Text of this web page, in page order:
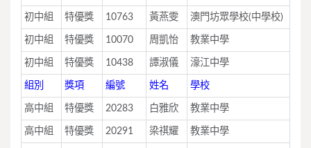
初中組 特優獎 10763 黃燕雯 澳門坊眾學校(中學校)
初中組 特優獎 10070 周凱怡 教業中學
初中組 特優獎 10438 譚淑儀 濠江中學
組別 獎項 編號 姓名 學校
高中組 特優獎 20283 白雅欣 教業中學
高中組 特優獎 20291 梁祺耀 教業中學